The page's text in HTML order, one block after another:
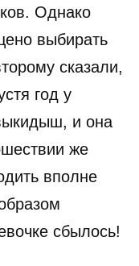
Однако
выбирать
сказали,
год у
и она
же
вполне
сбылось!